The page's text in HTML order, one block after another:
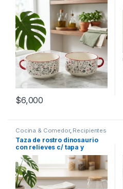
$6,000
Cocina & Comedor, Recipientes
para bebidas y líquidos Tazas
Taza de rostro dinosaurio
con relieves c/ tapa y
cucharita [101469]